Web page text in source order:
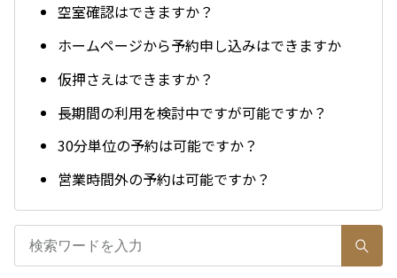
空室確認はできますか？
ホームページから予約申し込みはできますか
仮押さえはできますか？
長期間の利用を検討中ですが可能ですか？
30分単位の予約は可能ですか？
営業時間外の予約は可能ですか？